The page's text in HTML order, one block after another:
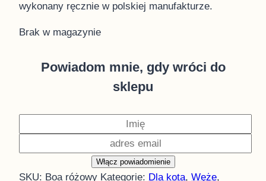
wykonany ręcznie w polskiej manufakturze.
Brak w magazynie
Powiadom mnie, gdy wróci do
sklepu
Włącz powiadomienie
SKU: Boa różowy Kategorie: Dla kota, Węże,